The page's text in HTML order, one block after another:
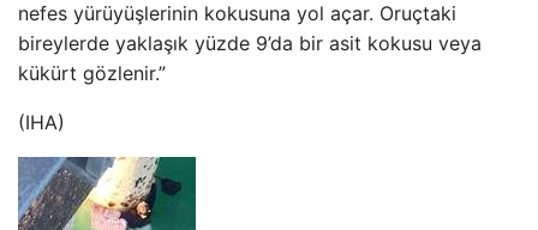
nefes yürüyüşlerinin kokusuna yol açar. Oruçtaki
bireylerde yaklaşık yüzde 9’da bir asit kokusu veya
kükürt gözlenir.”
(IHA)